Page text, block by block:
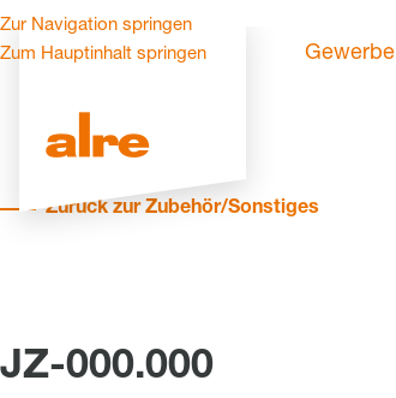
Zur Navigation springen
Zum Hauptinhalt springen
Gewerbe
Zurück zur Zubehör/Sonstiges
JZ-000.000